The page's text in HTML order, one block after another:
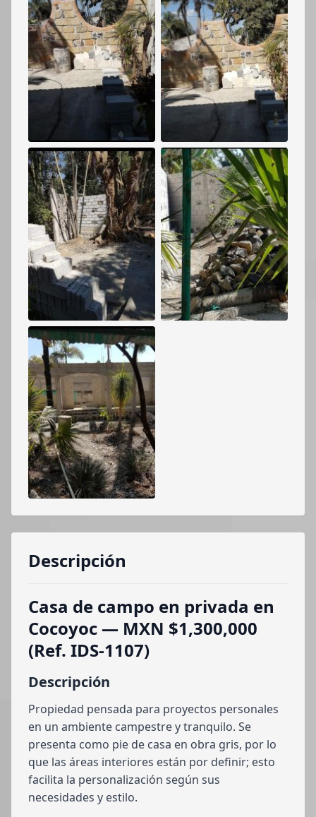
Descripción
Casa de campo en privada en
Cocoyoc — MXN $1,300,000
(Ref. IDS-1107)
Descripción
Propiedad pensada para proyectos personales
en un ambiente campestre y tranquilo. Se
presenta como pie de casa en obra gris, por lo
que las áreas interiores están por definir; esto
facilita la personalización según sus
necesidades y estilo.